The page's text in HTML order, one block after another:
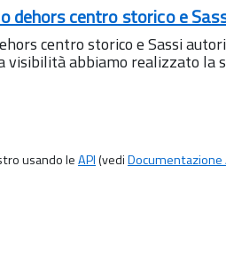
dehors centro storico e
centro storico e Sassi
abbiamo realizzato la
usando leAPI(vediDocumentazione